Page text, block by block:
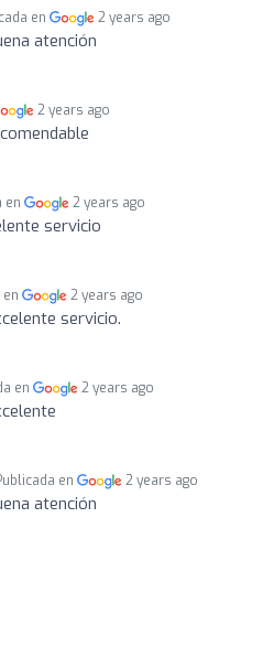
en 2 years ago
atención
2 years ago
en 2 years ago
servicio
en 2 years ago
servicio.
en 2 years ago
en 2 years ago
atención